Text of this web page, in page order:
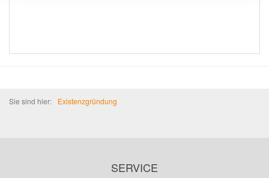
Sie sind hier: Existenzgründung
SERVICE